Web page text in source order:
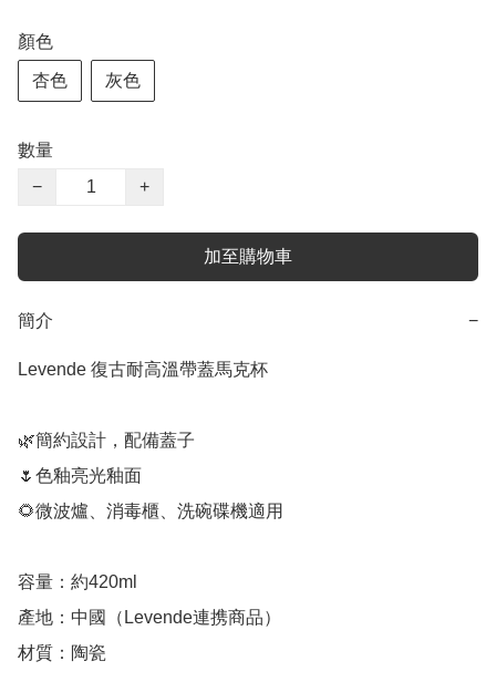
顏色
杏色 灰色
數量
−
+
加至購物車
簡介 −
Levende 復古耐高溫帶蓋馬克杯
🌿簡約設計，配備蓋子
🌷色釉亮光釉面
🌻微波爐、消毒櫃、洗碗碟機適用
容量：約420ml
產地：中國（Levende連携商品）
材質：陶瓷